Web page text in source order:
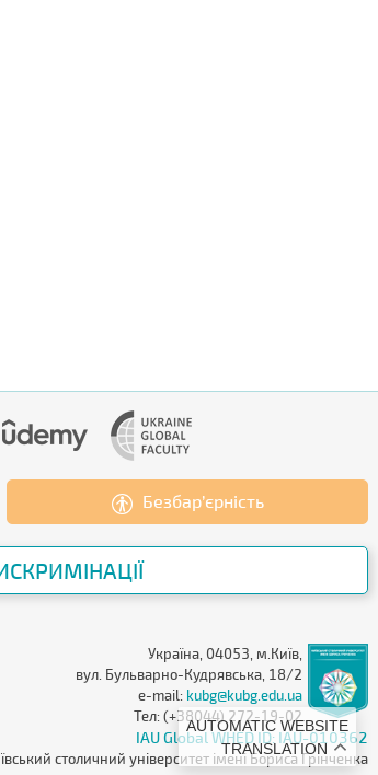
AUTOMATIC WEBSITE
TRANSLATION
Безбар’єрність
Україна, 04053, м.Київ,
вул. Бульварно-Кудрявська, 18/2
e-mail: kubg@kubg.edu.ua
Тел: (+38044) 272-19-02
IAU Global WHED ID: IAU-010362
столичний університет імені Бориса Грінченка